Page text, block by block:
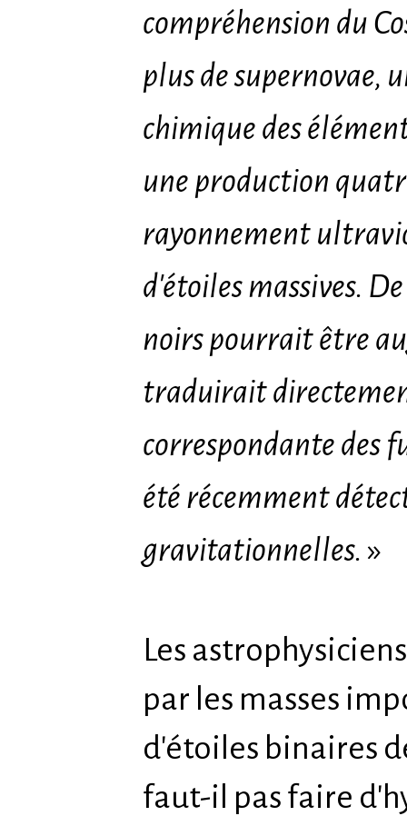
compréhension du
plus de supernovae,
chimique des
une production
rayonnement
d'étoiles massives.
noirs pourrait être
traduirait
correspondante des
été récemment
gravitationnelles. »
Les
par les masses
d'étoiles binaires
faut-il pas faire